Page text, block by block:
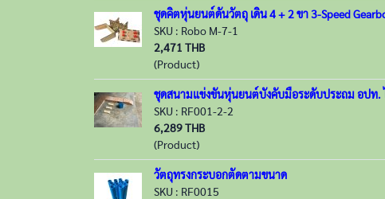
ชุดคิตหุ่นยนต์ดันวัตถุ เดิน 4 + 2 ขา 3-Speed
SKU : Robo M-7-1
2,471 THB
(Product)
ชุดสนามแข่งขันหุ่นยนต์บังคับมือระดับประถม อปท.
SKU : RF001-2-2
6,289 THB
(Product)
วัตถุทรงกระบอกตัดตามขนาด
SKU : RF0015